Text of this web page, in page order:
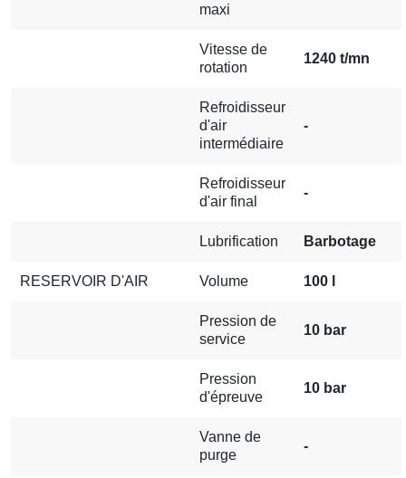
maxi
Vitesse de
rotation
1240 t/mn
Refroidisseur
d'air
intermédiaire
-
Refroidisseur
d'air final
-
Lubrification Barbotage
RESERVOIR D'AIR Volume 100 l
Pression de
service
10 bar
Pression
d'épreuve
10 bar
Vanne de
purge
-